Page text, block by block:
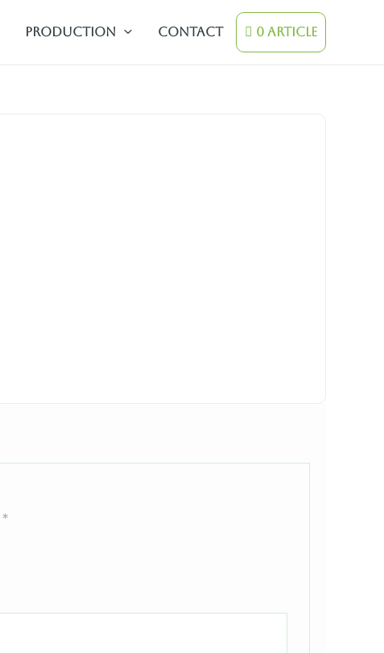
Production contact 0 Article
*